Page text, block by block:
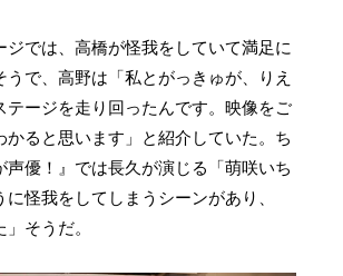
ジでは、高橋が怪我をしていて満足に
で、高野は「私とがっきゅが、りえ
テージを走り回ったんです。映像をご
かると思います」と紹介していた。ち
声優！』では長久が演じる「萌咲いち
怪我をしてしまうシーンがあり、
」そうだ。